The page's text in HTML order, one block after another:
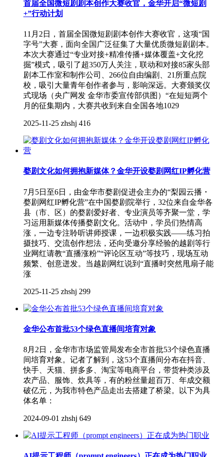
首届全国微短剧剧本创作大赛收官，金华开启“微短剧
+”行动计划
11月2日，首届全国微短剧剧本创作大赛收官，这项“国
字号”大赛，面向全国广泛征集了大量优质微短剧剧本。
本次大赛通过“专业对接+精准传播+媒体覆盖+文化挖
掘”模式，吸引了超350万人关注，联动和对接85家头部
剧本工作室和制作公司、266位自由编剧、21所重点院
校，吸引大量青年创作者参与，影响深远。大赛颁奖仪
式现场（央广网发 金华市委宣传部供图）“在短短两个
月的征集期内，大赛共收到来自全国各地1029
2025-11-25 zhshj 416
婺剧文化如何拥抱新媒体？金华开设婺剧网红IP孵化营
7月5日至6日，由金华市婺剧促进会主办的“梨园云播・
婺剧网红IP孵化营”在中国婺剧院举行，32位来自金华各
县（市、区）的婺剧爱好者、专业演员等齐聚一堂，学
习运用新媒体传播婺剧文化。活动中，学员们热情高
涨，一边专注聆听讲师授课，一边积极实践——练习拍
摄技巧、交流创作想法，还向受邀分享经验的越剧等行
业网红请教“直播涨粉”“评论区互动”等技巧，现场互动
频繁、创意迸发。当越剧网红说到“直播时突然甩扇子能
涨
2025-11-25 zhshj 299
金华公布首批53个绿色直播间培育对象
8月2日，金华市市场监管局发布全市首批53个绿色直播
间培育对象。记者了解到，这53个直播间分布在抖音、
快手、天猫、拼多多、淘宝等电商平台，带货种类涉及
农产品、服饰、炊具等，有的粉丝量超百万、年成交额
破亿元，为我市特色产品走出去搭建了桥梁。以下为具
体名单：
2024-09-01 zhshj 649